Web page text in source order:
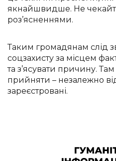
якнайшвидше. Не
роз’ясненнями.
Таким громадянам слід
соцзахисту за місцем
та з’ясувати причину. Там
прийняти – незалежно
зареєстровані.